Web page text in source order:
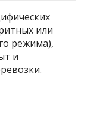
или
режима),
и